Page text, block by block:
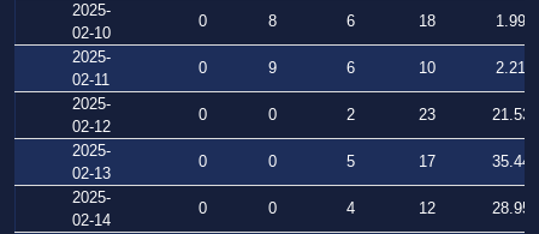
2025-
02-10
0 8 6 18
1.996
2025-
02-11
0 9 6 10
2.217
2025-
02-12
0 0 2 23
21.532
2025-
02-13
0 0 5 17
35.440
2025-
02-14
0 0 4 12
28.957